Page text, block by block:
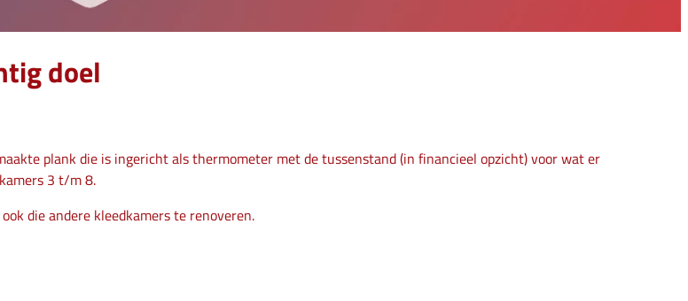
doel
plank die is ingericht als thermometer met de tussenstand (in financieel opzicht) voor wat er
3 t/m 8.
die andere kleedkamers te renoveren.